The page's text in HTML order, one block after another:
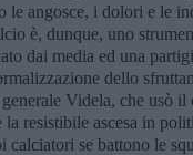
le angosce, i dolori e le
è, dunque, uno
dai media ed una
dello
Videla, che usò
la resistibile ascesa in
calciatori se battono le